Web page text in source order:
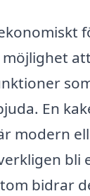
möjlighet
En
modern
bli
bidrar